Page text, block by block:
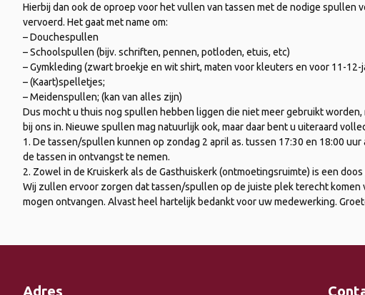
Hierbij dan ook de oproep voor het vullen van tassen met de nodige spullen
vervoerd. Het gaat met name om:
– Douchespullen
– Schoolspullen (bijv. schriften, pennen, potloden, etuis, etc)
– Gymkleding (zwart broekje en wit shirt, maten voor kleuters en voor 11-12-
– (Kaart)spelletjes;
– Meidenspullen; (kan van alles zijn)
Dus mocht u thuis nog spullen hebben liggen die niet meer gebruikt
bij ons in. Nieuwe spullen mag natuurlijk ook, maar daar bent u uiteraard
1. De tassen/spullen kunnen op zondag 2 april as. tussen 17:30 en 18:00
de tassen in ontvangst te nemen.
2. Zowel in de Kruiskerk als de Gasthuiskerk (ontmoetingsruimte) is een
Wij zullen ervoor zorgen dat tassen/spullen op de juiste plek terecht
mogen ontvangen. Alvast heel hartelijk bedankt voor uw medewerking.
Adres